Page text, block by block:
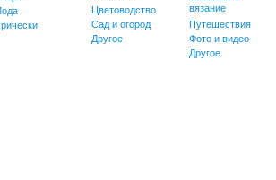
Цветоводство
Сад и огород
Другое
вязание
Путешествия
Фото и видео
Другое